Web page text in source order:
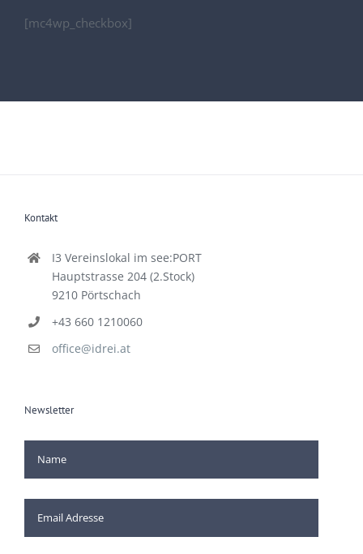
[mc4wp_checkbox]
Kontakt
I3 Vereinslokal im see:PORT
Hauptstrasse 204 (2.Stock)
9210 Pörtschach
+43 660 1210060
office@idrei.at
Newsletter